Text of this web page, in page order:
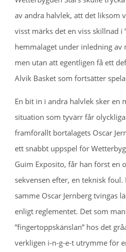
av andra halvlek, att det liksom
visst märks det en viss skillnad i
hemmalaget under inledning av
men utan att egentligen få ett
Alvik Basket som fortsätter
En bit in i andra halvlek sker en
situation som tyvärr får
framförallt bortalagets Oscar
ett snabbt uppspel för
Guim Exposito, får han först en
sekvensen efter, en teknisk
samme Oscar Jernberg tvingas
enligt reglementet. Det som
”fingertoppskänslan” hos det
verkligen i-n-g-e-t utrymme för